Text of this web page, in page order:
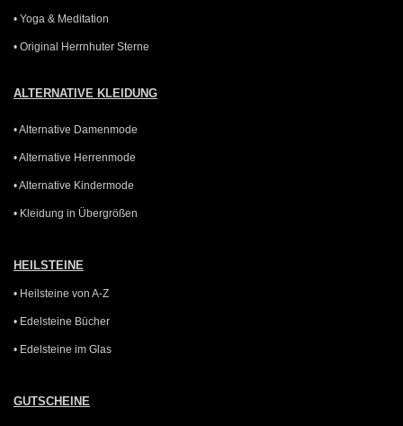
• Yoga & Meditation
• Original Herrnhuter Sterne
ALTERNATIVE KLEIDUNG
• Alternative Damenmode
• Alternative Herrenmode
• Alternative Kindermode
• Kleidung in Übergrößen
HEILSTEINE
• Heilsteine von A-Z
• Edelsteine Bücher
• Edelsteine im Glas
GUTSCHEINE